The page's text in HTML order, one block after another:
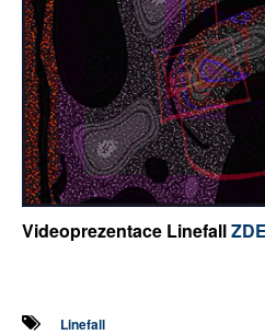
Videoprezentace LinefallZDE
Linefall